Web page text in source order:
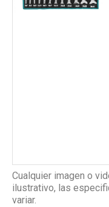
Cualquier imagen o
ilustrativo, las
variar.